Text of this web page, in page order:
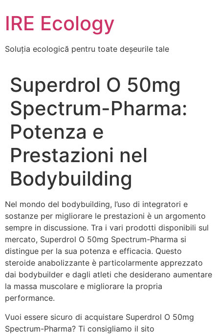
to
content
IRE Ecology
Soluția ecologică pentru toate deșeurile tale
Superdrol O 50mg
Spectrum-Pharma:
Potenza e
Prestazioni nel
Bodybuilding
Nel mondo del bodybuilding, l’uso di integratori e
sostanze per migliorare le prestazioni è un argomento
sempre in discussione. Tra i vari prodotti disponibili sul
mercato, Superdrol O 50mg Spectrum-Pharma si
distingue per la sua potenza e efficacia. Questo
steroide anabolizzante è particolarmente apprezzato
dai bodybuilder e dagli atleti che desiderano aumentare
la massa muscolare e migliorare la propria
performance.
Vuoi essere sicuro di acquistare Superdrol O 50mg
Spectrum-Pharma? Ti consigliamo il sito